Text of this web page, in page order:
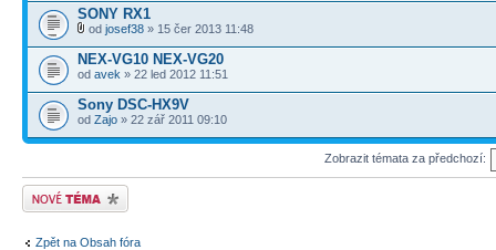
SONY RX1
od josef38 » 15 čer 2013 11:48
NEX-VG10 NEX-VG20
od avek » 22 led 2012 11:51
Sony DSC-HX9V
od Zajo » 22 zář 2011 09:10
Zobrazit témata za předchozí:
Odeslat nové téma
Zpět na Obsah fóra